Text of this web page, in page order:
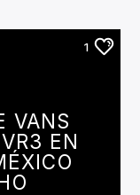
1
VANS
EN